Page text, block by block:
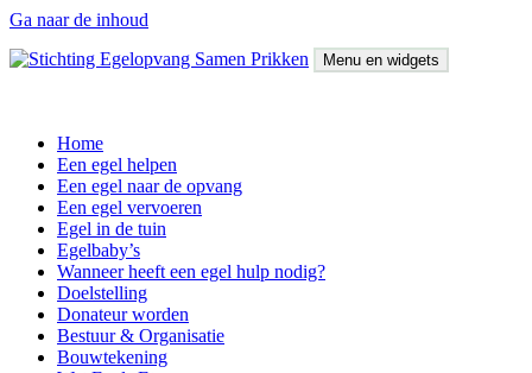
Ga naar de inhoud
Menu en widgets
Home
Een egel helpen
Een egel naar de opvang
Een egel vervoeren
Egel in de tuin
Egelbaby’s
Wanneer heeft een egel hulp nodig?
Doelstelling
Donateur worden
Bestuur & Organisatie
Bouwtekening